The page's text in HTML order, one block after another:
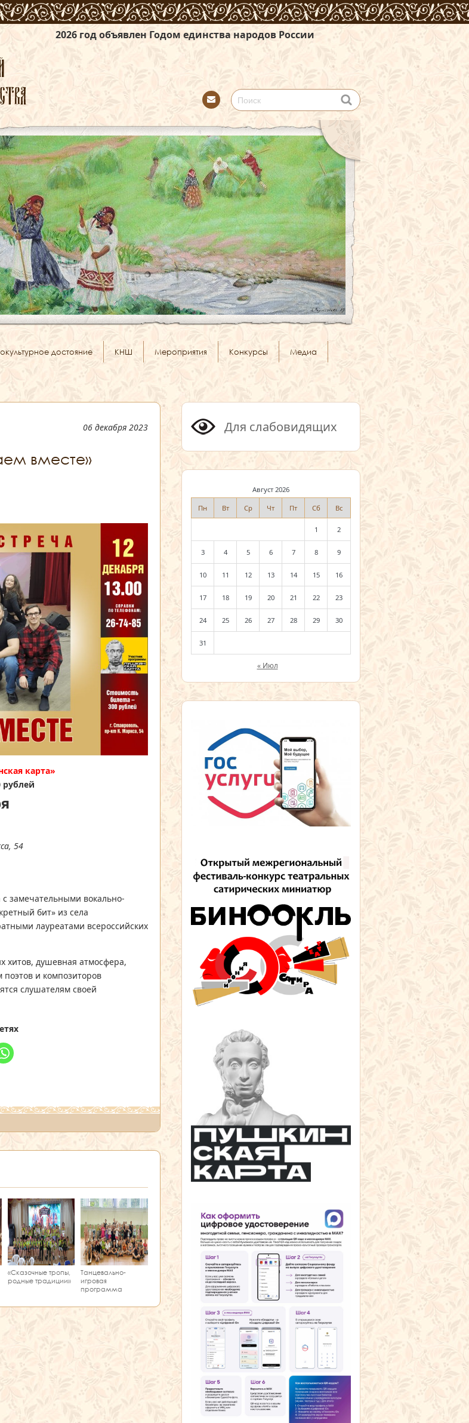
год объявлен Годом единства народов России
tact
достояние КНШ Мероприятия Конкурсы Медиа
06 декабря 2023
вместе»
карта»
рублей
54
замечательными вокально-
бит» из села
лауреатами всероссийских
хитов, душевная атмосфера,
и композиторов
слушателям своей
«Сказочные тропы,
родные традиции»
Танцевально-
игровая
программа
Для слабовидящих
Август 2026
Пн Вт Ср Чт Пт Сб Вс
1 2
3 4 5 6 7 8 9
10 11 12 13 14 15 16
17 18 19 20 21 22 23
24 25 26 27 28 29 30
31
« Июл